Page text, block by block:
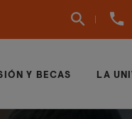
960
Y BECAS LA